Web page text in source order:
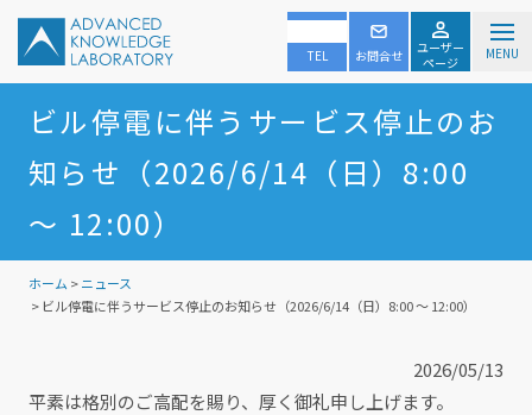
TEL お問合せ
ユーザー
ページ
MENU
ビル停電に伴うサービス停止のお
知らせ（2026/6/14（日）8:00
～ 12:00）
ホーム >ニュース
> ビル停電に伴うサービス停止のお知らせ（2026/6/14（日）8:00 ～ 12:00）
2026/05/13
平素は格別のご高配を賜り、厚く御礼申し上げます。